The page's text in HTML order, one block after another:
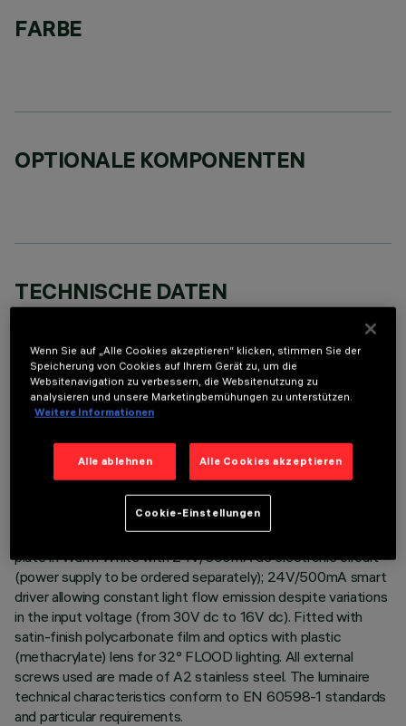
FARBE
OPTIONALE KOMPONENTEN
TECHNISCHE DATEN
BESCHREIBUNG
Direct light luminaire, designed to use monochrome LED
lamps. Ceiling- and wall-mounted. Consists of a body and
aluminium body, with zamak die-cast end caps complete with
silicone gaskets. Coated with liquid acrylic paint with a high
level of weather and UV ray resistance. The top of the
optical assembly is closed by a 3 mm thick transparent glass
screen, fixed with silicone. Complete with multi-LED power
plate in Warm White with 24V/500mA dc electronic circuit
(power supply to be ordered separately); 24V/500mA smart
driver allowing constant light flow emission despite variations
in the input voltage (from 30V dc to 16V dc). Fitted with
satin-finish polycarbonate film and optics with plastic
(methacrylate) lens for 32° FLOOD lighting. All external
screws used are made of A2 stainless steel. The luminaire
technical characteristics conform to EN 60598-1 standards
and particular requirements.
Wenn Sie auf „Alle Cookies akzeptieren“ klicken, stimmen Sie der
Speicherung von Cookies auf Ihrem Gerät zu, um die
Websitenavigation zu verbessern, die Websitenutzung zu
analysieren und unsere Marketingbemühungen zu unterstützen.
Weitere Informationen
Alle ablehnen Alle Cookies akzeptieren
Cookie-Einstellungen